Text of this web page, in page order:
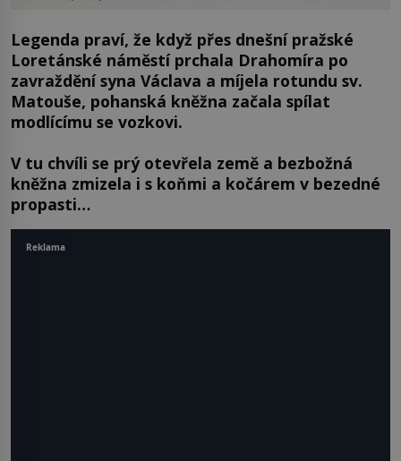
Legenda praví, že když přes dnešní pražské
Loretánské náměstí prchala Drahomíra po
zavraždění syna Václava a míjela rotundu sv.
Matouše, pohanská kněžna začala spílat
modlícímu se vozkovi.
V tu chvíli se prý otevřela země a bezbožná
kněžna zmizela i s koňmi a kočárem v bezedné
propasti…
Reklama